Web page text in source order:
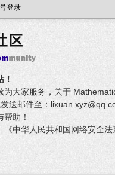
登录
为大家服务，关于
送邮件至：
助！
《中华人民共和国网络安全